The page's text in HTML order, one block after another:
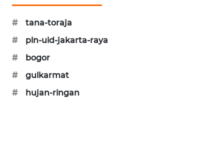
#
tana-toraja
#
pln-uid-jakarta-raya
#
bogor
#
gulkarmat
#
hujan-ringan
METRO
MEDAN
METRO
NEWS